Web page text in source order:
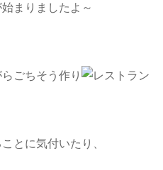
まりましたよ～
ごちそう作り
とに気付いたり、